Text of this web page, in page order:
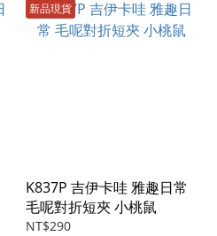
新品現貨
K837P 吉伊卡哇 雅趣日常
毛呢對折短夾 小桃鼠
NT$290